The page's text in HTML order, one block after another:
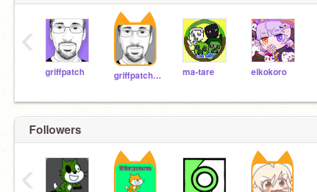
griffpatch griffpatch_tutor ma-tare eikokoro
‹
Followers
‹